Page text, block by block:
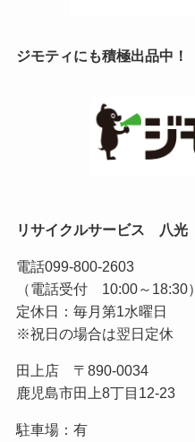
ジモティにも積極出品中！
リサイクルサービス 八光
電話099-800-2603
（電話受付 10:00～18:30）
定休日：毎月第1水曜日
※祝日の場合は翌日定休
田上店 〒890-0034
鹿児島市田上8丁目12-23
駐車場：有